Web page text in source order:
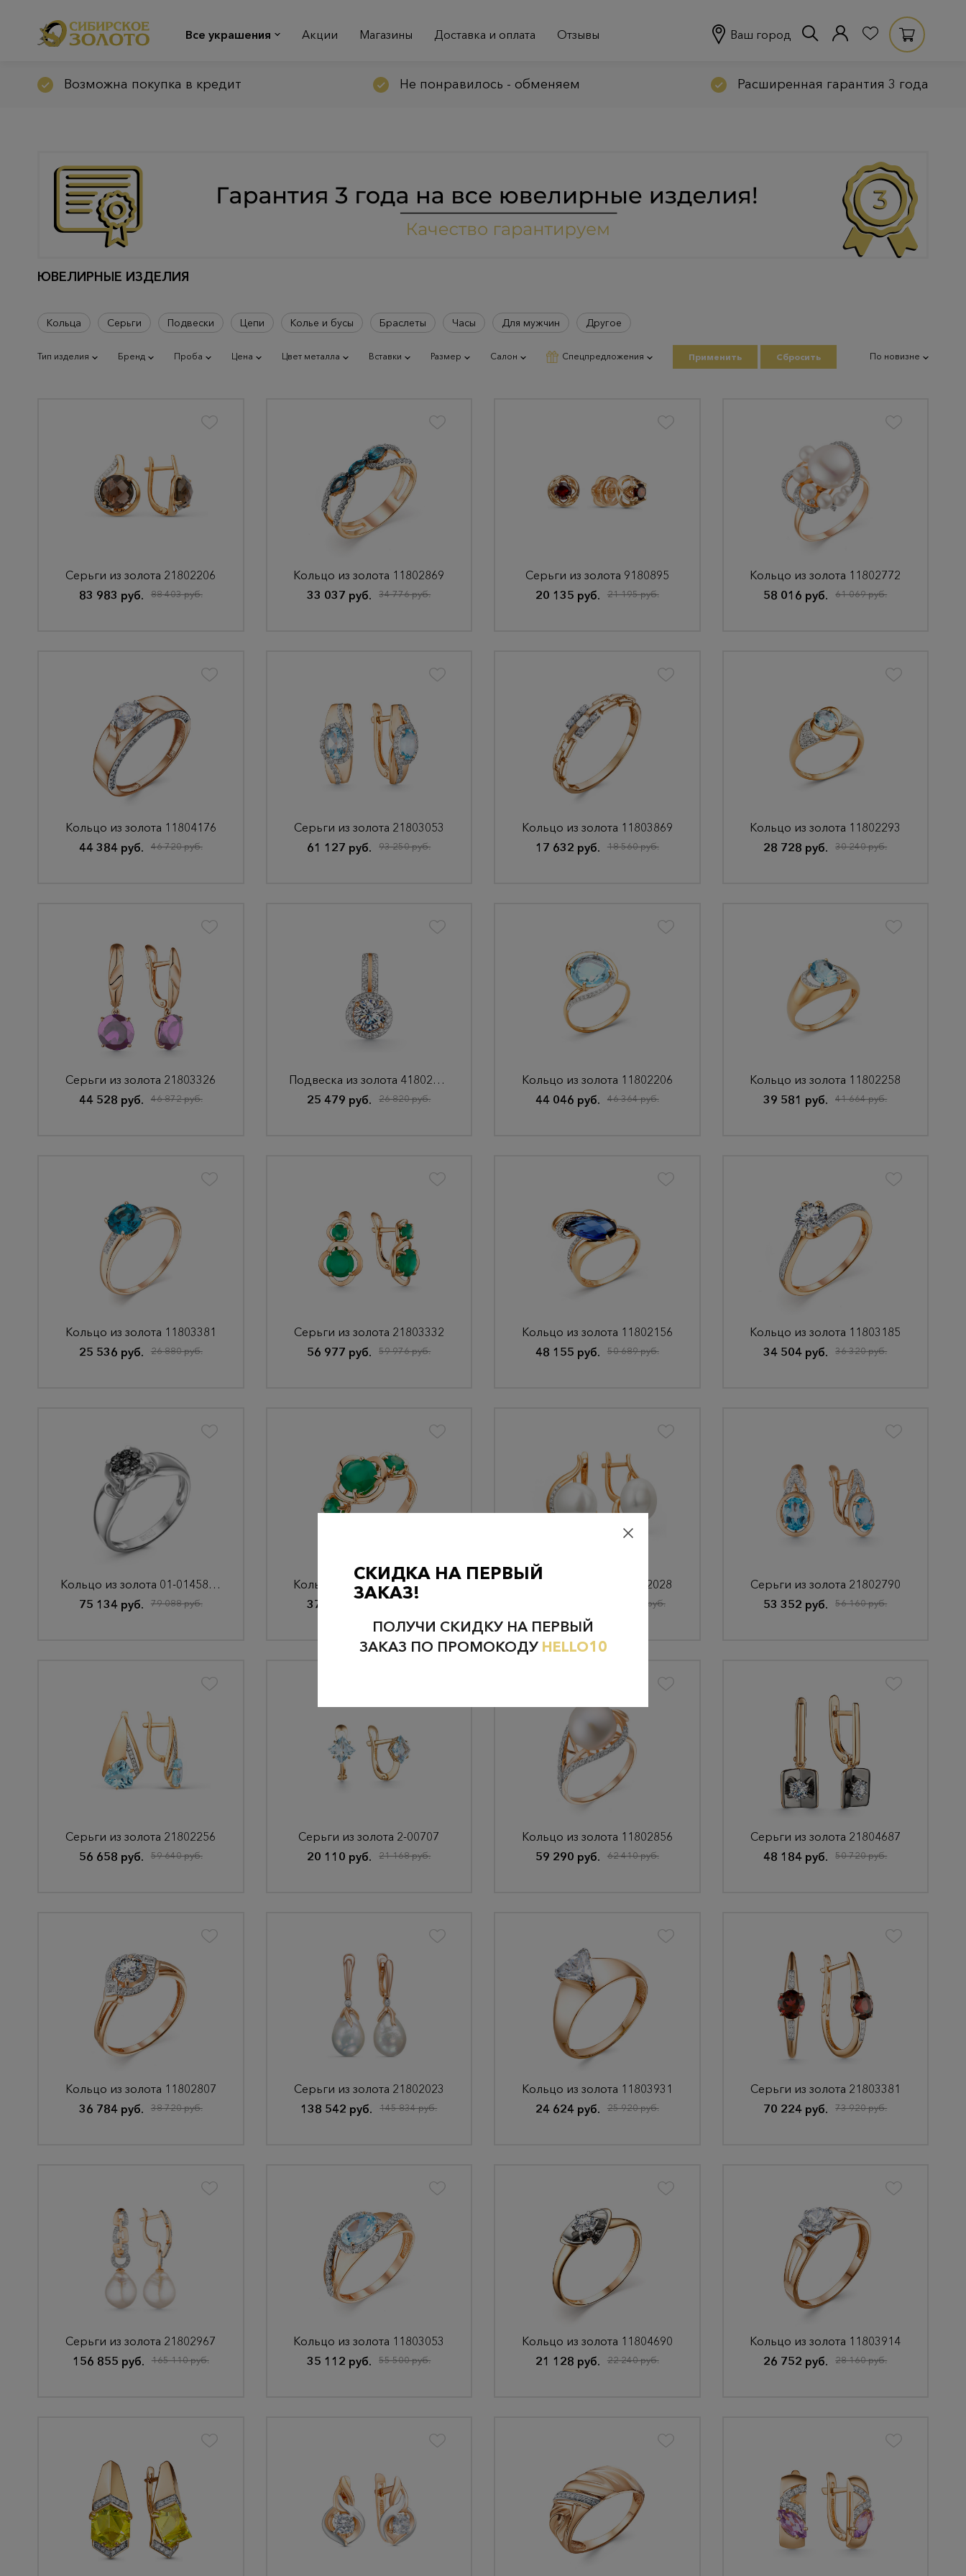
Все украшения Акции Магазины Доставка и оплата Отзывы Ваш город
Возможна покупка в кредит Не понравилось - обменяем Расширенная гарантия 3 года
ЮВЕЛИРНЫЕ ИЗДЕЛИЯ
Кольца Серьги Подвески Цепи Колье и бусы Браслеты Часы Для мужчин Другое
Тип изделия Бренд Проба Цена Цвет металла Вставки Размер Салон Спецпредложения Применить Сбросить По новизне
Серьги из золота 21802206
83 983 руб.
88 403 руб.
Кольцо из золота 11802869
33 037 руб.
34 776 руб.
Серьги из золота 9180895
20 135 руб.
21 195 руб.
Кольцо из золота 11802772
58 016 руб.
61 069 руб.
Кольцо из золота 11804176
44 384 руб.
46 720 руб.
Серьги из золота 21803053
61 127 руб.
93 250 руб.
Кольцо из золота 11803869
17 632 руб.
18 560 руб.
Кольцо из золота 11802293
28 728 руб.
30 240 руб.
Серьги из золота 21803326
44 528 руб.
46 872 руб.
Подвеска из золота 41802798
25 479 руб.
26 820 руб.
Кольцо из золота 11802206
44 046 руб.
46 364 руб.
Кольцо из золота 11802258
39 581 руб.
41 664 руб.
Кольцо из золота 11803381
25 536 руб.
26 880 руб.
Серьги из золота 21803332
56 977 руб.
59 976 руб.
Кольцо из золота 11802156
48 155 руб.
50 689 руб.
Кольцо из золота 11803185
34 504 руб.
36 320 руб.
Кольцо из золота 01-01458-03-038-01-04
75 134 руб.
79 088 руб.
Кольцо из золота 11803332
37 825 руб.
Серьги из золота 21802028
174 432 руб.
Серьги из золота 21802790
53 352 руб.
56 160 руб.
Серьги из золота 21802256
56 658 руб.
59 640 руб.
Серьги из золота 2-00707
20 110 руб.
21 168 руб.
Кольцо из золота 11802856
59 290 руб.
62 410 руб.
Серьги из золота 21804687
48 184 руб.
50 720 руб.
Кольцо из золота 11802807
36 784 руб.
38 720 руб.
Серьги из золота 21802023
138 542 руб.
145 834 руб.
Кольцо из золота 11803931
24 624 руб.
25 920 руб.
Серьги из золота 21803381
70 224 руб.
73 920 руб.
Серьги из золота 21802967
156 855 руб.
165 110 руб.
Кольцо из золота 11803053
35 112 руб.
55 500 руб.
Кольцо из золота 11804690
21 128 руб.
22 240 руб.
Кольцо из золота 11803914
26 752 руб.
28 160 руб.
СКИДКА НА ПЕРВЫЙ
ЗАКАЗ!
ПОЛУЧИ СКИДКУ НА ПЕРВЫЙ
ЗАКАЗ ПО ПРОМОКОДУ HELLO10